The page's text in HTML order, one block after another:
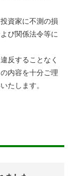
資家に不測の損
び関係法令等に
反することなく
内容を十分ご理
たします。